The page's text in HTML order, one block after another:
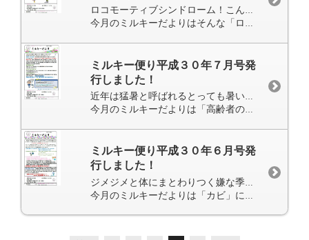
ロコモーティブシンドローム！こんな言葉を耳にしました(*‘∀‘)
今月のミルキーだよりはそんな「ロコモーティブシンドローム」について記載させていただきました。「意味が分からないなぁ」「なんだろう」と、気になった方は詳細をのぞいてみてください！
ミルキー便り平成３０年７月号発
行しました！
近年は猛暑と呼ばれるとっても暑い夏を過ごすことになっており、今年もより暑い日を迎えることになりそうです( ﾟДﾟ)
今月のミルキーだよりは「高齢者の熱中症予防」について記載させていただきました。再確認することで高齢の方々や高齢者に関わることのある方々が予防の意識を改めていきたいですね。
ミルキー便り平成３０年６月号発
行しました！
ジメジメと体にまとわりつく嫌な季節になってきます(-_-;)
今月のミルキーだよりは「カビ」について！「カビ」がもたらす身体への影響について考えてみましょう。